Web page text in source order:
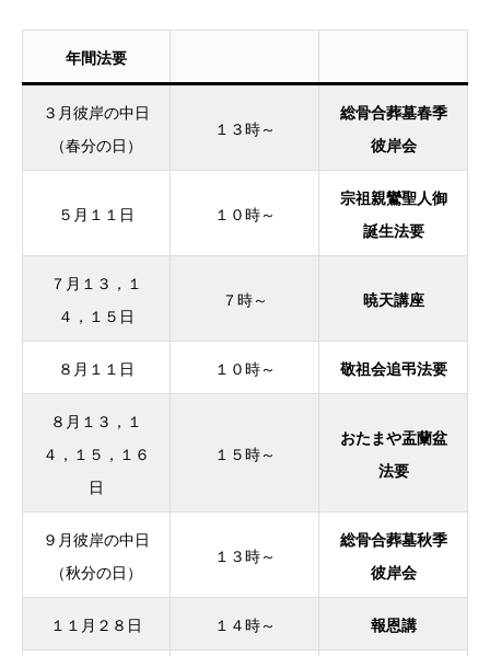
年間法要
３月彼岸の中日
（春分の日）
１３時～
総骨合葬墓春季
彼岸会
５月１１日 １０時～
宗祖親鸞聖人御
誕生法要
７月１３，１
４，１５日
７時～ 暁天講座
８月１１日 １０時～ 敬祖会追弔法要
８月１３，１
４，１５，１６
日
１５時～
おたまや盂蘭盆
法要
９月彼岸の中日
（秋分の日）
１３時～
総骨合葬墓秋季
彼岸会
１１月２８日 １４時～ 報恩講